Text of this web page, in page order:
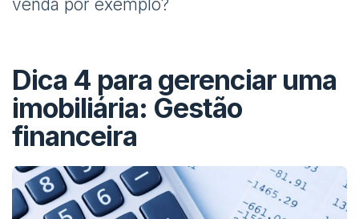
venda por exemplo?
Dica 4 para gerenciar uma
imobiliária: Gestão
financeira